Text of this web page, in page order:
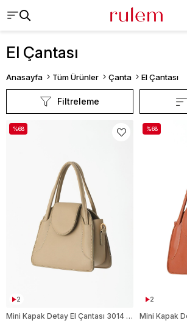
El Çantası
Anasayfa Tüm Ürünler Çanta El Çantası
Filtreleme
2
Mini Kapak Detay El Çantası 3014 Vizon
%68
2
%68